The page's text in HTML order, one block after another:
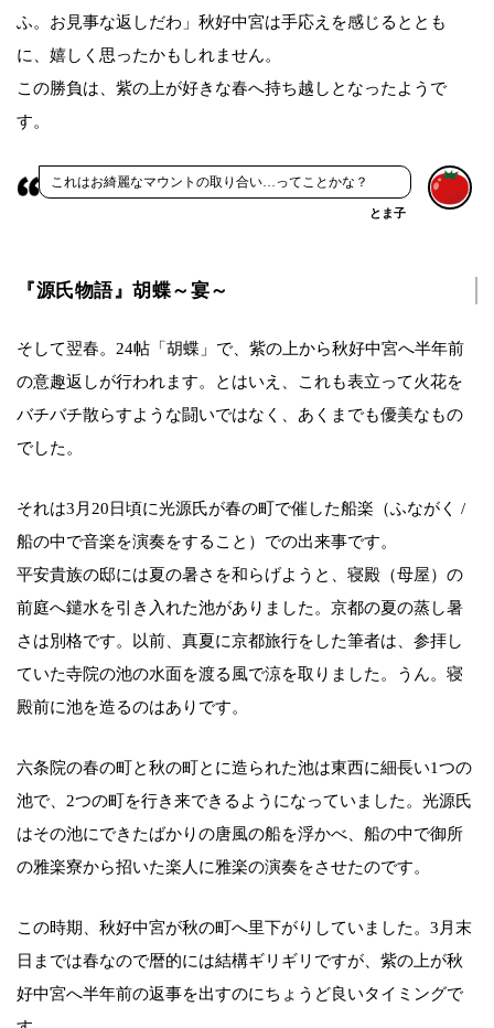
ふ。お見事な返しだわ」秋好中宮は手応えを感じるととも
に、嬉しく思ったかもしれません。
この勝負は、紫の上が好きな春へ持ち越しとなったようで
す。
これはお綺麗なマウントの取り合い…ってことかな？
とま子
『源氏物語』胡蝶～宴～
そして翌春。24帖「胡蝶」で、紫の上から秋好中宮へ半年前
の意趣返しが行われます。とはいえ、これも表立って火花を
バチバチ散らすような闘いではなく、あくまでも優美なもの
でした。
それは3月20日頃に光源氏が春の町で催した船楽（ふながく /
船の中で音楽を演奏をすること）での出来事です。
平安貴族の邸には夏の暑さを和らげようと、寝殿（母屋）の
前庭へ鑓水を引き入れた池がありました。京都の夏の蒸し暑
さは別格です。以前、真夏に京都旅行をした筆者は、参拝し
ていた寺院の池の水面を渡る風で涼を取りました。うん。寝
殿前に池を造るのはありです。
六条院の春の町と秋の町とに造られた池は東西に細長い1つの
池で、2つの町を行き来できるようになっていました。光源氏
はその池にできたばかりの唐風の船を浮かべ、船の中で御所
の雅楽寮から招いた楽人に雅楽の演奏をさせたのです。
この時期、秋好中宮が秋の町へ里下がりしていました。3月末
日までは春なので暦的には結構ギリギリですが、紫の上が秋
好中宮へ半年前の返事を出すのにちょうど良いタイミングで